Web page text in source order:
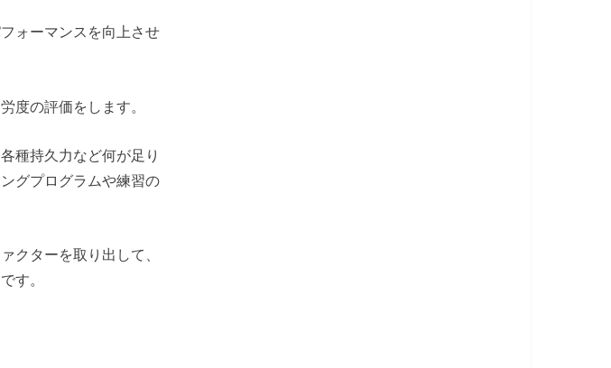
ォーマンスを向上させ
度の評価をします。
種持久力など何が足り
グプログラムや練習の
クターを取り出して、
す。